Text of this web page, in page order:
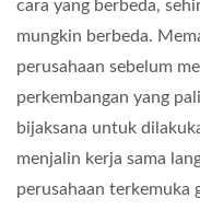
cara yang berbeda,
mungkin berbeda.
perusahaan sebelum
perkembangan yang
bijaksana untuk
menjalin kerja sama
perusahaan terkemuka